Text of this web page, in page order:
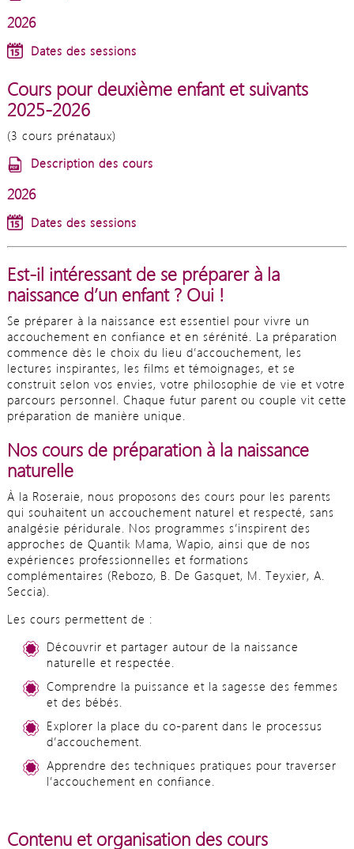
2026
Dates des sessions
Cours pour deuxième enfant et suivants
2025-2026
(3 cours prénataux)
Description des cours
2026
Dates des sessions
Est-il intéressant de se préparer à la
naissance d’un enfant ? Oui !
Se préparer à la naissance est essentiel pour vivre un
accouchement en confiance et en sérénité. La préparation
commence dès le choix du lieu d’accouchement, les
lectures inspirantes, les films et témoignages, et se
construit selon vos envies, votre philosophie de vie et votre
parcours personnel. Chaque futur parent ou couple vit cette
préparation de manière unique.
Nos cours de préparation à la naissance
naturelle
À la Roseraie, nous proposons des cours pour les parents
qui souhaitent un accouchement naturel et respecté, sans
analgésie péridurale. Nos programmes s’inspirent des
approches de Quantik Mama, Wapio, ainsi que de nos
expériences professionnelles et formations
complémentaires (Rebozo, B. De Gasquet, M. Teyxier, A.
Seccia).
Les cours permettent de :
Découvrir et partager autour de la naissance
naturelle et respectée.
Comprendre la puissance et la sagesse des femmes
et des bébés.
Explorer la place du co-parent dans le processus
d’accouchement.
Apprendre des techniques pratiques pour traverser
l’accouchement en confiance.
Contenu et organisation des cours